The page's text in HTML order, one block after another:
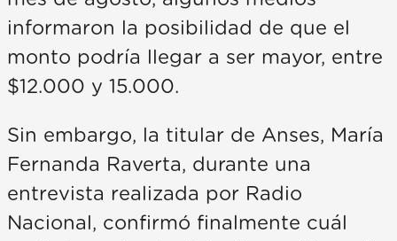
informaron la posibilidad de que el
monto podría llegar a ser mayor, entre
$12.000 y 15.000.
Sin embargo, la titular de Anses, María
Fernanda Raverta, durante una
entrevista realizada por Radio
Nacional, confirmó finalmente cuál